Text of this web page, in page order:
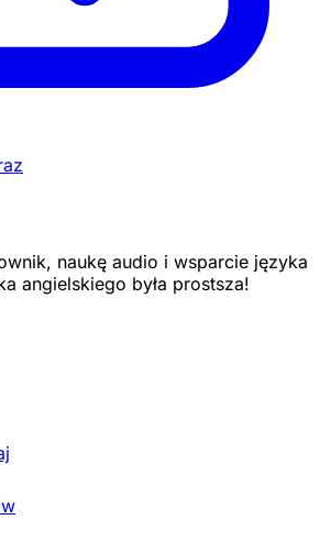
naukę audio i wsparcie języka
angielskiego była prostsza!